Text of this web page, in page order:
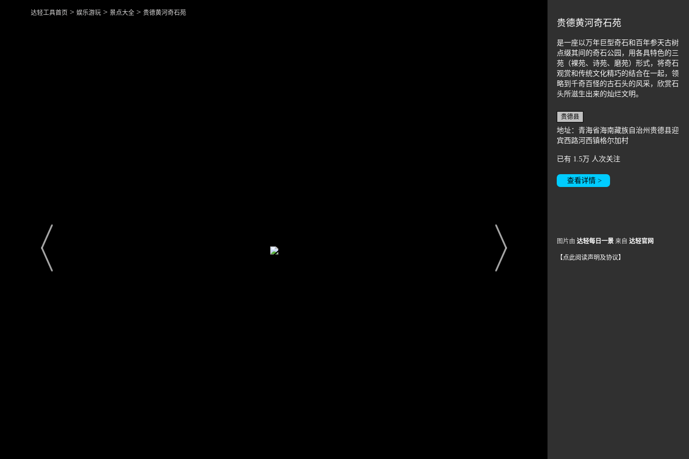
达轻工具首页 > 娱乐游玩 > 景点大全 > 贵德黄河奇石苑
贵德黄河奇石苑
是一座以万年巨型奇石和百年参天古树
点缀其间的奇石公园，用各具特色的三
苑（裸苑、诗苑、磨苑）形式，将奇石
观赏和传统文化精巧的结合在一起，领
略到千奇百怪的古石头的风采，欣赏石
头所滋生出来的灿烂文明。
贵德县
地址：青海省海南藏族自治州贵德县迎
宾西路河西镇格尔加村
已有 1.5万 人次关注
查看详情 >
图片由 达轻每日一景 来自 达轻官网
【点此阅读声明及协议】